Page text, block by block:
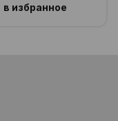
в избранное